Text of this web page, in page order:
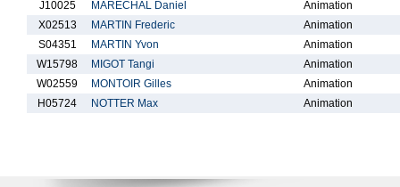
J10025
MARECHAL Daniel
Animation
X02513
MARTIN Frederic
Animation
S04351
MARTIN Yvon
Animation
W15798
MIGOT Tangi
Animation
W02559
MONTOIR Gilles
Animation
H05724
NOTTER Max Animation